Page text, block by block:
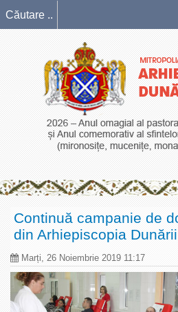
Continuă campanie de
din Arhiepiscopia
Marți, 26 Noiembrie 2019 11:17